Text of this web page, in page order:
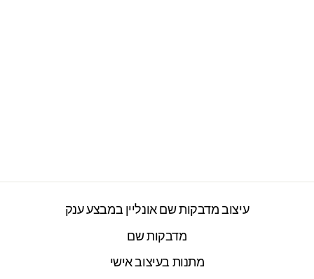
עיצוב מדבקות שם אונליין במבצע ענק
מדבקות שם
מתנות בעיצוב אישי